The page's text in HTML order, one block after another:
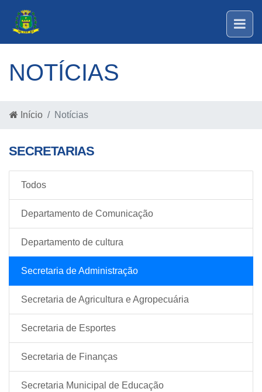
NOTÍCIAS
Início Notícias
SECRETARIAS
Todos
Departamento de Comunicação
Departamento de cultura
Secretaria de Administração
Secretaria de Agricultura e Agropecuária
Secretaria de Esportes
Secretaria de Finanças
Secretaria Municipal de Educação